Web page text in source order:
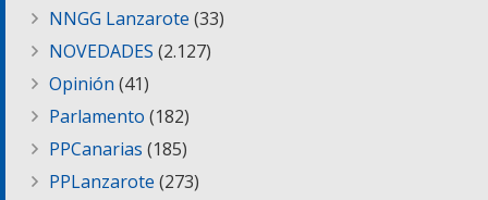
NNGG Lanzarote (33)
NOVEDADES (2.127)
Opinión (41)
Parlamento (182)
PPCanarias (185)
PPLanzarote (273)